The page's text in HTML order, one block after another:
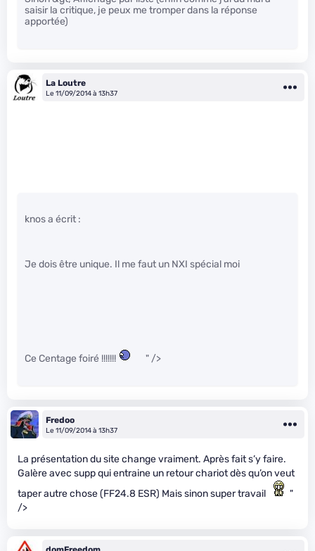
saisir la critique, je peux me tromper dans la réponse
apportée)
La Loutre
Le 11/09/2014 à 13h37
knos a écrit :
Je dois être unique. Il me faut un NXI spécial moi
Ce Centage foiré !!!!!!! " />
Fredoo
Le 11/09/2014 à 13h37
La présentation du site change vraiment. Après fait s’y faire.
Galère avec supp qui entraine un retour chariot dès qu’on veut
taper autre chose (FF24.8 ESR) Mais sinon super travail
"
/>